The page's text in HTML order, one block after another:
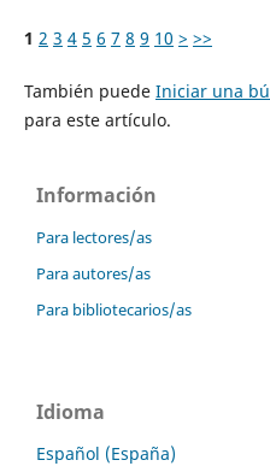
1 2 3 4 5 6 7 8 9 10 > >>
También puede Iniciar una
para este artículo.
Información
Para lectores/as
Para autores/as
Para bibliotecarios/as
Idioma
Español (España)